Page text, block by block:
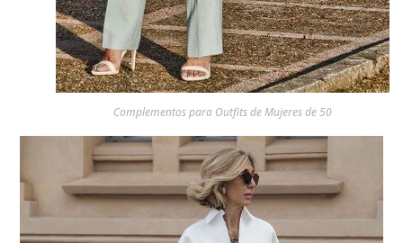
Complementos para Outfits de Mujeres de 50